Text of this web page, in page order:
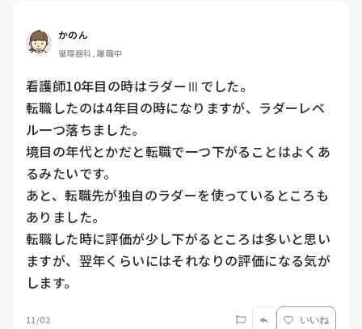
かのん
循環器科, 離職中
看護師10年目の時はラダーⅢでした。
転職したのは4年目の時になりますが、ラダーレベ
ル一つ落ちました。
境目の年代とかだと転職で一つ下がることはよくあ
るみたいです。
あと、転職先が独自のラダーを使っているところも
ありました。
転職した時に評価が少し下がるところは多いと思い
ますが、翌年くらいにはそれなりの評価になる気が
します。
11/02 いいね